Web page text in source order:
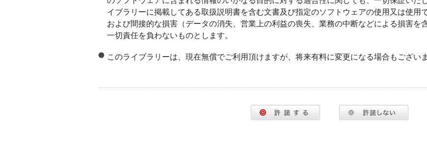
イブラリーに掲載してある取扱説明書を含む文書及び指定のソフトウェアの使用又は使用
および間接的な損害（データの消失、営業上の利益の喪失、業務の中断などによる損害を
一切責任を負わないものとします。
このライブラリーは、現在無償でご利用頂けますが、将来有料に変更になる場合もござい